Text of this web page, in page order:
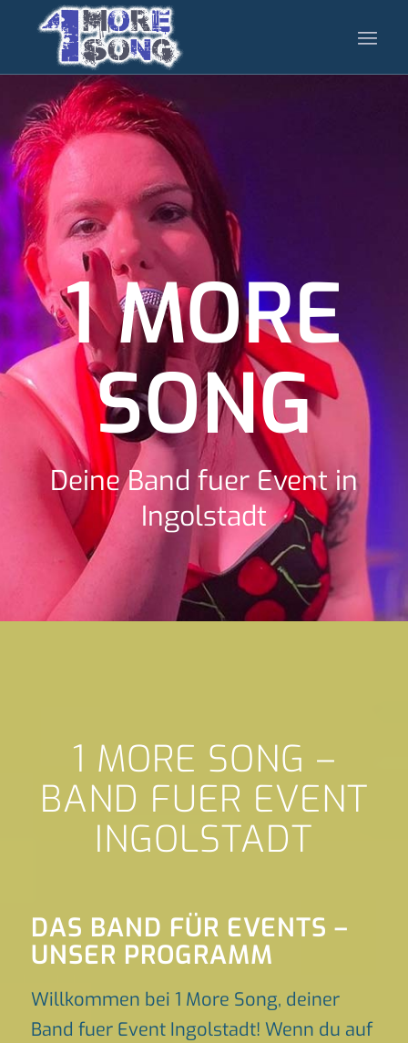
1 MORE
SONG
Deine Band fuer Event in
Ingolstadt
1 MORE SONG –
BAND FUER EVENT
INGOLSTADT
DAS BAND FÜR EVENTS –
UNSER PROGRAMM
Willkommen bei 1 More Song, deiner
Band fuer Event Ingolstadt! Wenn du auf